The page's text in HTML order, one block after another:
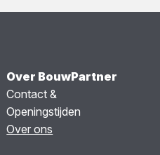
Over BouwPartner
Contact &
Openingstijden
Over ons